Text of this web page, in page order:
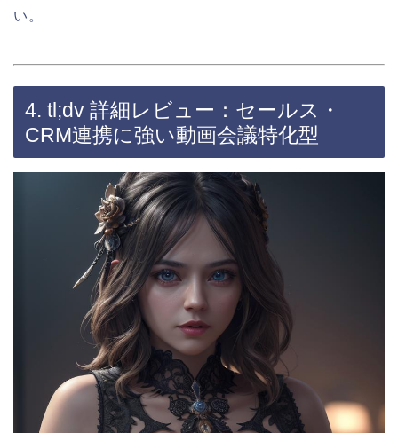
い。
4. tl;dv 詳細レビュー：セールス・
CRM連携に強い動画会議特化型